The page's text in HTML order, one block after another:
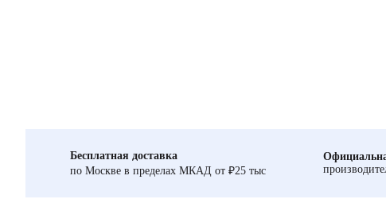
Бесплатная доставка
по Москве в пределах МКАД от ₽25 тыс